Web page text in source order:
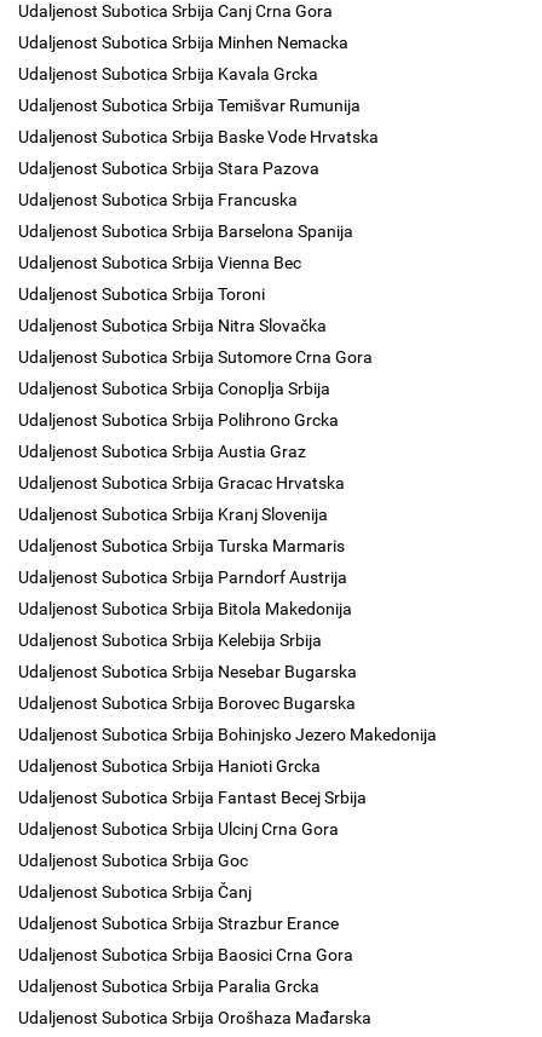
Udaljenost Subotica Srbija Canj Crna Gora
Udaljenost Subotica Srbija Minhen Nemacka
Udaljenost Subotica Srbija Kavala Grcka
Udaljenost Subotica Srbija Temišvar Rumunija
Udaljenost Subotica Srbija Baske Vode Hrvatska
Udaljenost Subotica Srbija Stara Pazova
Udaljenost Subotica Srbija Francuska
Udaljenost Subotica Srbija Barselona Spanija
Udaljenost Subotica Srbija Vienna Bec
Udaljenost Subotica Srbija Toroni
Udaljenost Subotica Srbija Nitra Slovačka
Udaljenost Subotica Srbija Sutomore Crna Gora
Udaljenost Subotica Srbija Conoplja Srbija
Udaljenost Subotica Srbija Polihrono Grcka
Udaljenost Subotica Srbija Austia Graz
Udaljenost Subotica Srbija Gracac Hrvatska
Udaljenost Subotica Srbija Kranj Slovenija
Udaljenost Subotica Srbija Turska Marmaris
Udaljenost Subotica Srbija Parndorf Austrija
Udaljenost Subotica Srbija Bitola Makedonija
Udaljenost Subotica Srbija Kelebija Srbija
Udaljenost Subotica Srbija Nesebar Bugarska
Udaljenost Subotica Srbija Borovec Bugarska
Udaljenost Subotica Srbija Bohinjsko Jezero Makedonija
Udaljenost Subotica Srbija Hanioti Grcka
Udaljenost Subotica Srbija Fantast Becej Srbija
Udaljenost Subotica Srbija Ulcinj Crna Gora
Udaljenost Subotica Srbija Goc
Udaljenost Subotica Srbija Čanj
Udaljenost Subotica Srbija Strazbur Erance
Udaljenost Subotica Srbija Baosici Crna Gora
Udaljenost Subotica Srbija Paralia Grcka
Udaljenost Subotica Srbija Orošhaza Mađarska